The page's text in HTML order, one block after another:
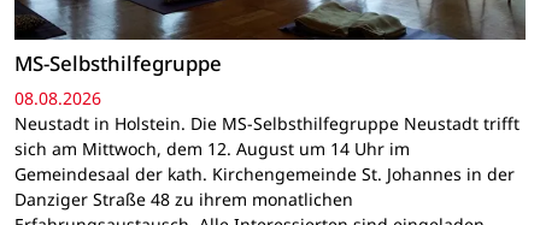
MS-Selbsthilfegruppe
08.08.2026
Neustadt in Holstein. Die MS-Selbsthilfegruppe Neustadt trifft
sich am Mittwoch, dem 12. August um 14 Uhr im
Gemeindesaal der kath. Kirchengemeinde St. Johannes in der
Danziger Straße 48 zu ihrem monatlichen